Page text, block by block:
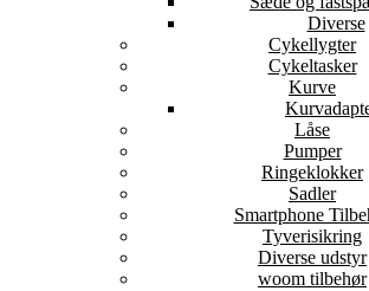
Diverse
Cykellygter
Cykeltasker
Kurve
Låse
Pumper
Ringeklokker
Sadler
Smartphone
Tyverisikring
Diverse udstyr
woom tilbehør